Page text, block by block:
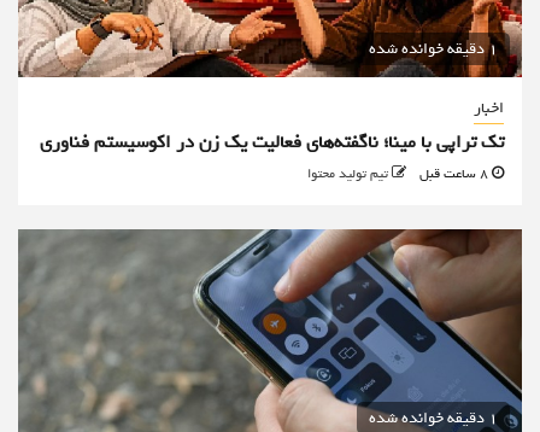
1 دقیقه خوانده شده
اخبار
تک تراپی با مینا؛ ناگفته‌های فعالیت یک زن در اکوسیستم فناوری
تیم تولید محتوا
1 دقیقه خوانده شده